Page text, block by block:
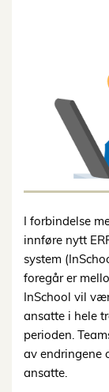
I forbindelse
innføre nytt
system
foregår er
InSchool vil
ansatte i hele
perioden.
av endringene
ansatte.